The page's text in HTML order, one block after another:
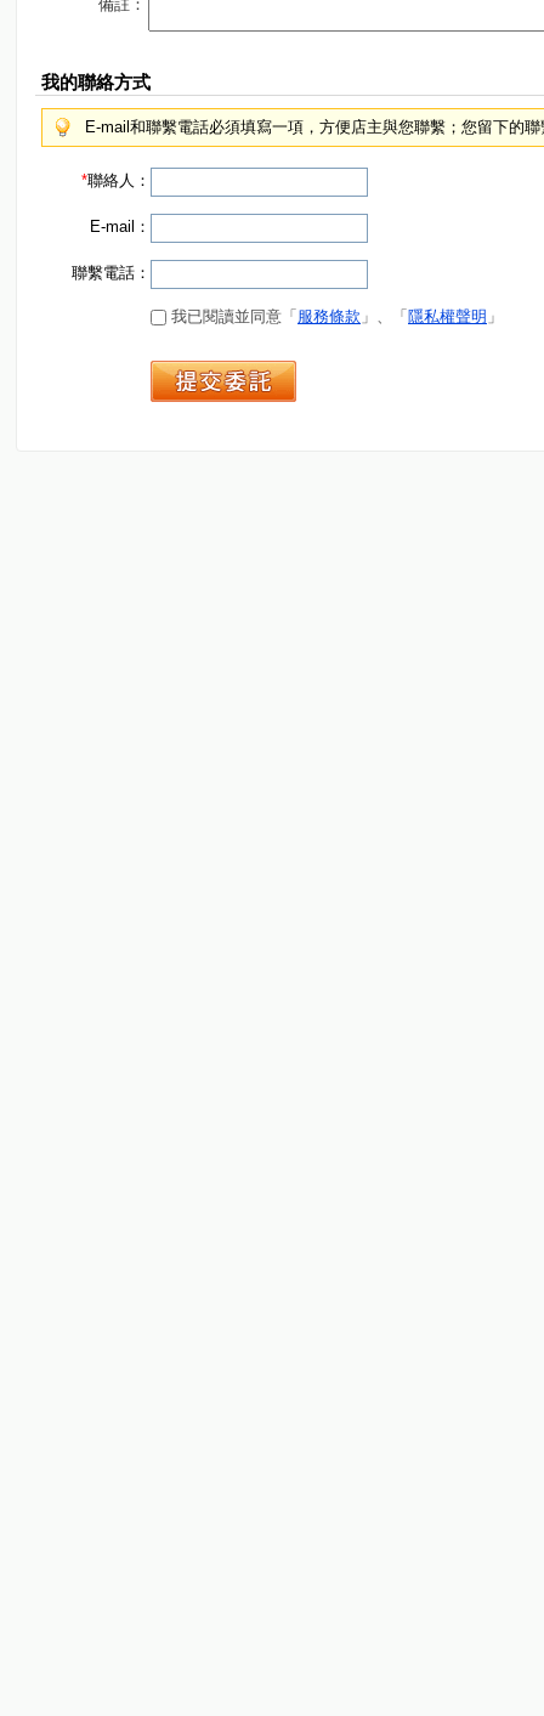
備註：
我的聯絡方式
E-mail和聯繫電話必須填寫一項，方便店主與您聯繫；您留下的
*聯絡人：
E-mail：
聯繫電話：
我已閱讀並同意「 服務條款 」、「 隱私權聲明 」